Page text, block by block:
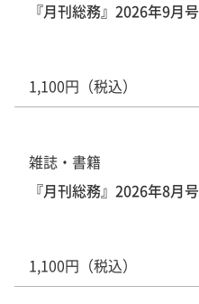
『月刊総務』2026年9月号
1,100円（税込）
雑誌・書籍
『月刊総務』2026年8月号
1,100円（税込）